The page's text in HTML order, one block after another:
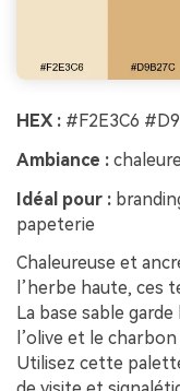
HEX : #F2E3C6
Ambiance :
Idéal pour :
papeterie
Chaleureuse et
l’herbe haute, ces
La base sable
l’olive et le
Utilisez cette